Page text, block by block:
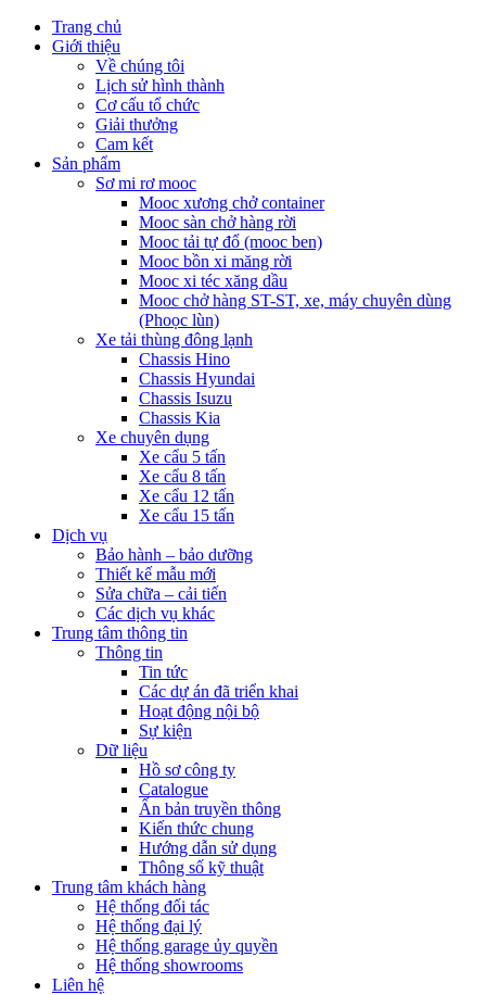
Trang chủ
Giới thiệu
Về chúng tôi
Lịch sử hình thành
Cơ cấu tổ chức
Giải thưởng
Cam kết
Sản phẩm
Sơ mi rơ mooc
Mooc xương chở container
Mooc sàn chở hàng rời
Mooc tải tự đổ (mooc ben)
Mooc bồn xi măng rời
Mooc xi téc xăng dầu
Mooc chở hàng ST-ST, xe, máy chuyên dùng
(Phoọc lùn)
Xe tải thùng đông lạnh
Chassis Hino
Chassis Hyundai
Chassis Isuzu
Chassis Kia
Xe chuyên dụng
Xe cẩu 5 tấn
Xe cẩu 8 tấn
Xe cẩu 12 tấn
Xe cẩu 15 tấn
Dịch vụ
Bảo hành – bảo dưỡng
Thiết kế mẫu mới
Sửa chữa – cải tiến
Các dịch vụ khác
Trung tâm thông tin
Thông tin
Tin tức
Các dự án đã triển khai
Hoạt động nội bộ
Sự kiện
Dữ liệu
Hồ sơ công ty
Catalogue
Ấn bản truyền thông
Kiến thức chung
Hướng dẫn sử dụng
Thông số kỹ thuật
Trung tâm khách hàng
Hệ thống đối tác
Hệ thống đại lý
Hệ thống garage ủy quyền
Hệ thống showrooms
Liên hệ